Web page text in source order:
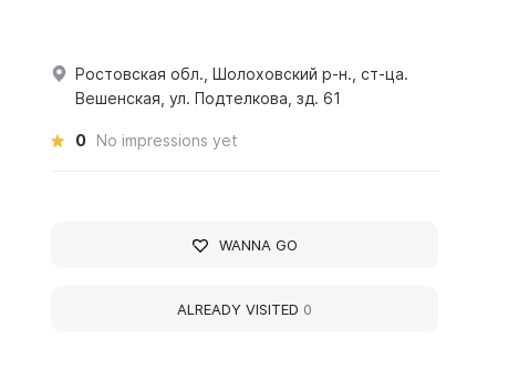
Ростовская обл., Шолоховский р-н., ст-ца.
Вешенская, ул. Подтелкова, зд. 61
0 No impressions yet
WANNA GO
ALREADY VISITED 0